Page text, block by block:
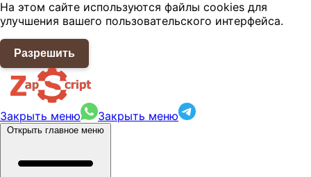
На этом сайте используются файлы cookies для
улучшения вашего пользовательского интерфейса.
Разрешить
Закрыть меню Закрыть меню
Открыть главное меню